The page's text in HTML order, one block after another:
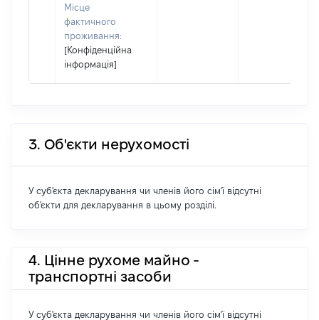
Місце
фактичного
проживання:
[Конфіденційна
інформація]
3. Об'єкти нерухомості
У суб'єкта декларування чи членів його сім'ї відсутні
об'єкти для декларування в цьому розділі.
4. Цінне рухоме майно -
транспортні засоби
У суб'єкта декларування чи членів його сім'ї відсутні